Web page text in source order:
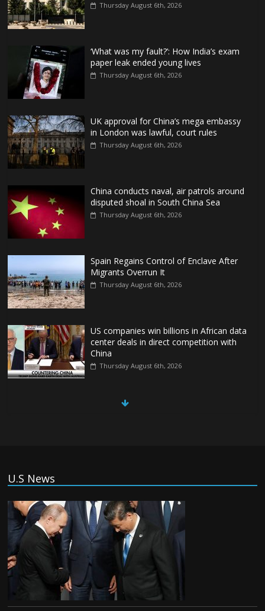
Thursday August 6th, 2026
‘What was my fault?’: How India’s exam
paper leak ended young lives
Thursday August 6th, 2026
UK approval for China’s mega embassy
in London was lawful, court rules
Thursday August 6th, 2026
China conducts naval, air patrols around
disputed shoal in South China Sea
Thursday August 6th, 2026
Spain Regains Control of Enclave After
Migrants Overrun It
Thursday August 6th, 2026
US companies win billions in African data
center deals in direct competition with
China
Thursday August 6th, 2026
China, Russia, Iran and North Korea
(Tiếng Việt) Trung Quốc va chạm với
Philippines trong khi vẫn cứu thuyền viên
Việt Nam, vì sao?
Tuesday August 4th, 2026
U.S News